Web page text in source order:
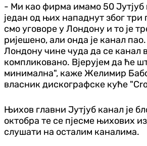
- Ми као фирма имамо 50 Јутјуб
један од њих нападнут због три
смо уговоре у Лондону и то је
ријешено, али онда је канал
Лондону чине чуда да се канал
компликовано. Вјерујем да ће
минимална", каже Желимир
власник дискографске куће
Њихов главни Јутјуб канал је
октобра те се пјесме њихових
слушати на осталим каналима.